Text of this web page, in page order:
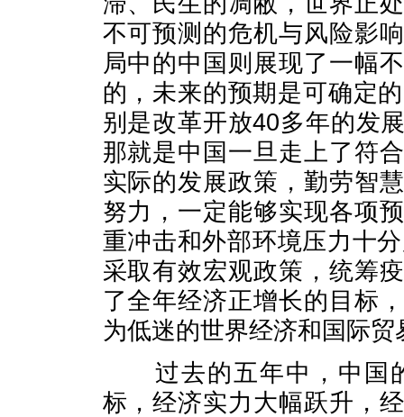
不可预测的危机与风险影
局中的中国则展现了一幅
的，未来的预期是可确定
别是改革开放40多年的发
那就是中国一旦走上了符
实际的发展政策，勤劳智
努力，一定能够实现各项
重冲击和外部环境压力十
采取有效宏观政策，统筹
了全年经济正增长的目标
为低迷的世界经济和国际
过去的五年中，中国
标，经济实力大幅跃升，